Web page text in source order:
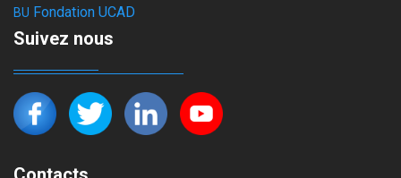
BU Fondation UCAD
Suivez nous